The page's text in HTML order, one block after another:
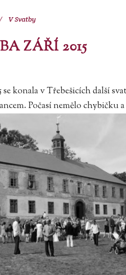
VSvatby
ZÁŘÍ 2015
se konala v Třebešicích další
Počasí nemělo chybičku